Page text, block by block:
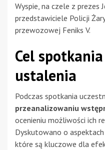
Wyspie, na czele z prezes
przedstawiciele Policji
przewozowej Feniks V.
Cel
ustalenia
Podczas spotkania
przeanalizowaniu
ocenieniu możliwości ich
Dyskutowano o
które są kluczowe dla